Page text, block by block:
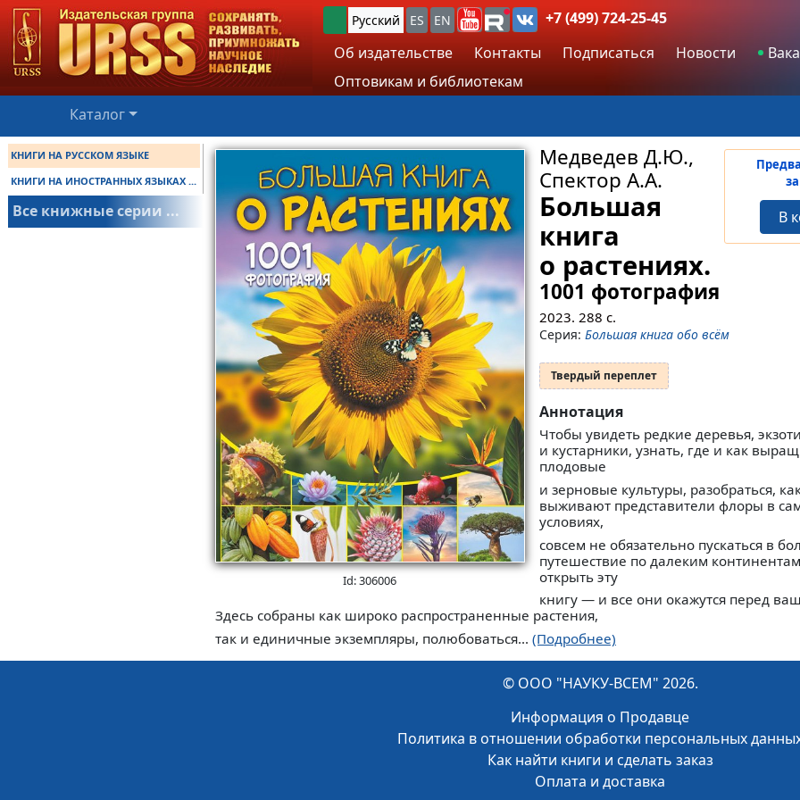
Русский ES EN
+7 (499) 724-25-45
Об издательстве
Контакты Подписаться Новости
Оптовикам и библиотекам
Каталог
КНИГИ НА РУССКОМ ЯЗЫКЕ
КНИГИ НА ИНОСТРАННЫХ ЯЗЫКАХ ...
Все книжные серии ...
Id: 306006
В
Медведев Д.Ю.,
Спектор А.А.
Большая
книга
о растениях.
1001 фотография
2023. 288 с.
Серия: Большая книга обо всём
Твердый переплет
Аннотация
Чтобы увидеть редкие деревья,
и кустарники, узнать, где и как
плодовые
и зерновые культуры, разобраться,
выживают представители флоры в
условиях,
совсем не обязательно пускаться в
путешествие по далеким
открыть эту
книгу — и все они окажутся перед
Здесь собраны как широко распространенные растения,
так и единичные экземпляры, полюбоваться... (Подробнее)
© ООО "НАУКУ-ВСЕМ" 2026.
Информация о Продавце
Политика в отношении обработки персональных
Как найти книги и сделать заказ
Оплата и доставка